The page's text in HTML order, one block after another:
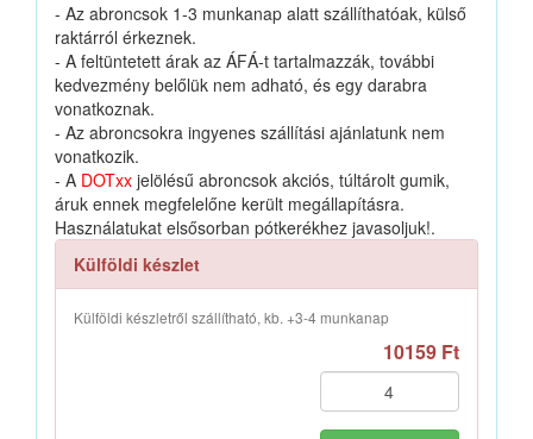
- Az abroncsok 1-3 munkanap alatt szállíthatóak, külső
raktárról érkeznek.
- A feltüntetett árak az ÁFÁ-t tartalmazzák, további
kedvezmény belőlük nem adható, és egy darabra
vonatkoznak.
- Az abroncsokra ingyenes szállítási ajánlatunk nem
vonatkozik.
- A DOTxx jelölésű abroncsok akciós, túltárolt gumik,
áruk ennek megfelelőne került megállapításra.
Használatukat elsősorban pótkerékhez javasoljuk!.
Külföldi készlet
Külföldi készletről szállítható, kb. +3-4 munkanap
10159 Ft